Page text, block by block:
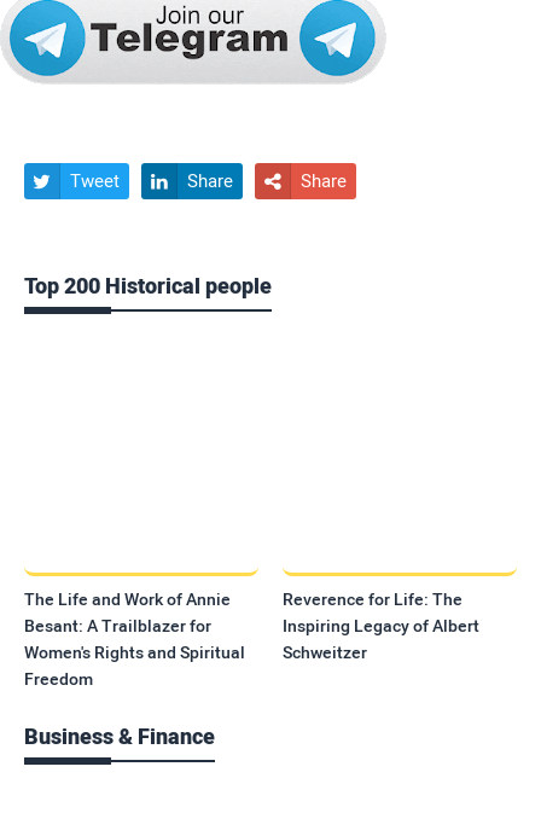
 Tweet  Share  Share
Top 200 Historical people
The Life and Work of Annie
Besant: A Trailblazer for
Women's Rights and Spiritual
Freedom
Reverence for Life: The
Inspiring Legacy of Albert
Schweitzer
Business & Finance